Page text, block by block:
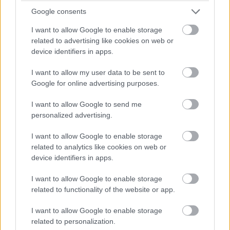
Google consents
I want to allow Google to enable storage
related to advertising like cookies on web or
device identifiers in apps.
I want to allow my user data to be sent to
Google for online advertising purposes.
I want to allow Google to send me
personalized advertising.
I want to allow Google to enable storage
related to analytics like cookies on web or
device identifiers in apps.
I want to allow Google to enable storage
related to functionality of the website or app.
I want to allow Google to enable storage
related to personalization.
nyakán közben Hamiltonnal).
Egy pillanatnyi állás 23 kör után: